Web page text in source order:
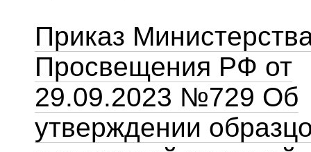
Приказ
Просвещения РФ от
29.09.2023 №729 Об
утверждении